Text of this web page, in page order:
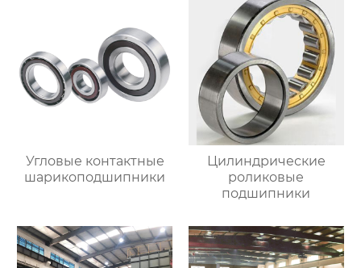
Угловые контактные
шарикоподшипники
Цилиндрические
роликовые
подшипники